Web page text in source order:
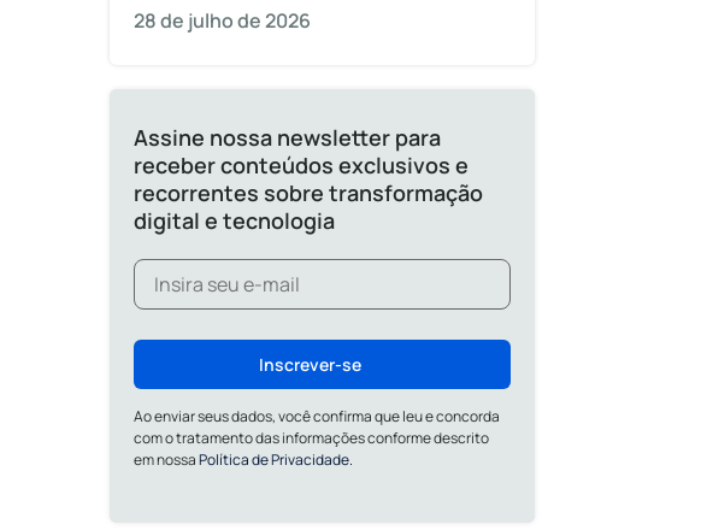
28 de julho de 2026
Assine nossa newsletter para
receber conteúdos exclusivos e
recorrentes sobre transformação
digital e tecnologia
Inscrever-se
Ao enviar seus dados, você confirma que leu e concorda
com o tratamento das informações conforme descrito
em nossaPolítica de Privacidade.